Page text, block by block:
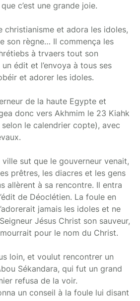
c’est une grande joie.
christianisme et adora les idoles,
son règne… Il commença les
à trvaers tout son
édit et l’envoya à tous ses
et adorer les idoles.
de la haute Egypte et
donc vers Akhmim le 23 Kiahk
le calendrier copte), avec
sut que le gouverneur venait,
prêtres, les diacres et les gens
allèrent à sa rencontre. Il entra
de Déoclétien. La foule en
jamais les idoles et ne
Jésus Christ son sauveur,
pour le nom du Christ.
loin, et voulut rencontrer un
Sékandara, qui fut un grand
refusa de la voir.
un conseil à la foule lui disant